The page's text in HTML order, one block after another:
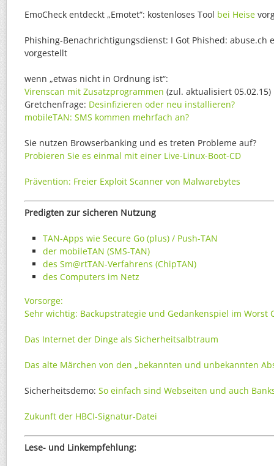
EmoCheck entdeckt „Emotet“: kostenloses Tool bei Heise
Phishing-Benachrichtigungsdienst: I Got Phished: abuse.ch
vorgestellt
wenn „etwas nicht in Ordnung ist“:
Virenscan mit Zusatzprogrammen (zul. aktualisiert 05.02.15)
Gretchenfrage: Desinfizieren oder neu installieren?
mobileTAN: SMS kommen mehrfach an?
Sie nutzen Browserbanking und es treten Probleme auf?
Probieren Sie es einmal mit einer Live-Linux-Boot-CD
Prävention: Freier Exploit Scanner von Malwarebytes
Predigten zur sicheren Nutzung
TAN-Apps wie Secure Go (plus) / Push-TAN
der mobileTAN (SMS-TAN)
des Sm@rtTAN-Verfahrens (ChipTAN)
des Computers im Netz
Vorsorge:
Sehr wichtig: Backupstrategie und Gedankenspiel im Worst
Das Internet der Dinge als Sicherheitsalbtraum
Das alte Märchen von den „bekannten und unbekannten
Sicherheitsdemo: So einfach sind Webseiten und auch
Zukunft der HBCI-Signatur-Datei
Lese- und Linkempfehlung: